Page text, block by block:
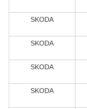
SKODA
SKODA
SKODA
SKODA